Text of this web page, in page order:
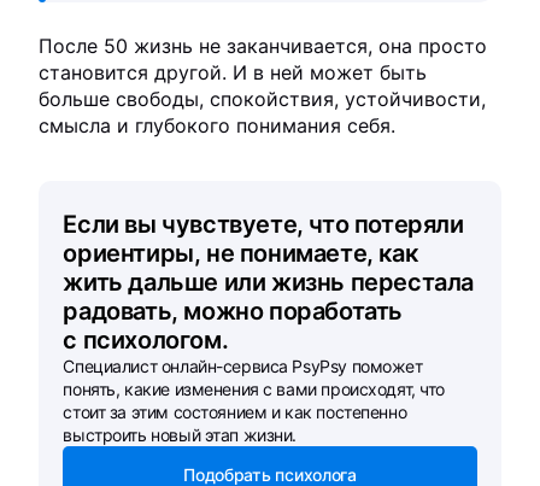
После 50 жизнь не заканчивается, она просто
становится другой. И в ней может быть
больше свободы, спокойствия, устойчивости,
смысла и глубокого понимания себя.
Если вы чувствуете, что потеряли
ориентиры, не понимаете, как
жить дальше или жизнь перестала
радовать, можно поработать
с психологом.
Специалист онлайн-сервиса PsyPsy поможет
понять, какие изменения с вами происходят, что
стоит за этим состоянием и как постепенно
выстроить новый этап жизни.
Подобрать психолога